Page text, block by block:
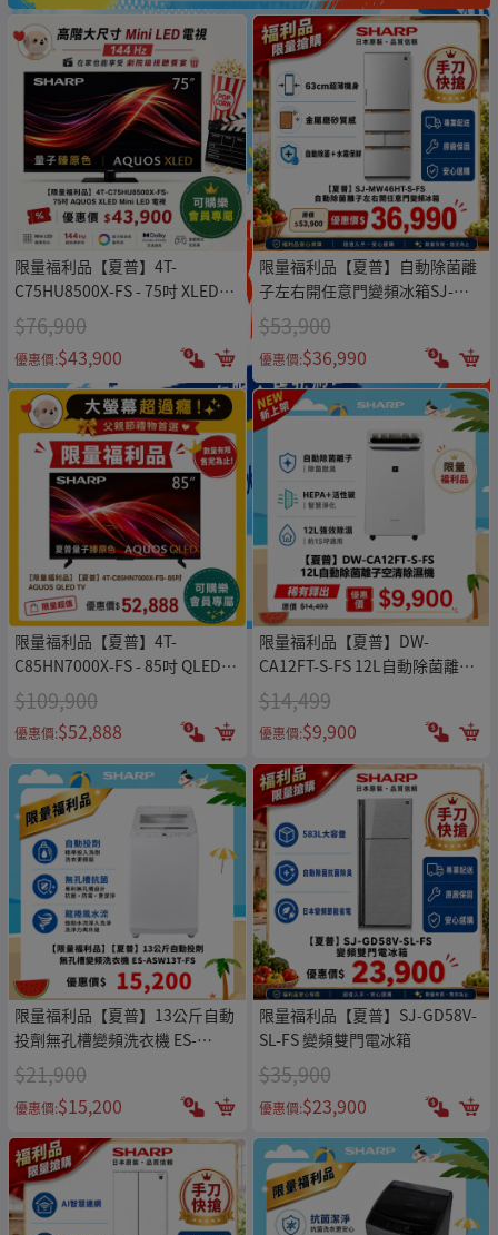
限量福利品【夏普】4T-
C75HU8500X-FS - 75吋 XLED
TV
$76,900
優惠價:$43,900
限量福利品【夏普】自動除菌離
子左右開任意門變頻冰箱SJ-
MW46HT-S-FS
$53,900
優惠價:$36,990
限量福利品【夏普】4T-
C85HN7000X-FS - 85吋 QLED
TV
$109,900
優惠價:$52,888
限量福利品【夏普】DW-
CA12FT-S-FS 12L自動除菌離子
空清除濕機
$14,499
優惠價:$9,900
限量福利品【夏普】13公斤自動
投劑無孔槽變頻洗衣機 ES-
ASW13T-FS
$21,900
優惠價:$15,200
限量福利品【夏普】SJ-GD58V-
SL-FS 變頻雙門電冰箱
$35,900
優惠價:$23,900